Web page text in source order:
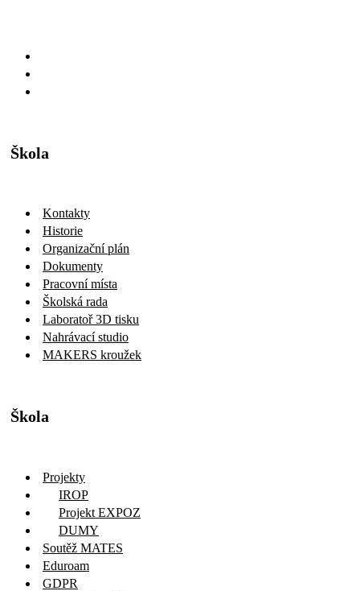
Škola
Kontakty
Historie
Organizační plán
Dokumenty
Pracovní místa
Školská rada
Laboratoř 3D tisku
Nahrávací studio
MAKERS kroužek
Škola
Projekty
IROP
Projekt EXPOZ
DUMY
Soutěž MATES
Eduroam
GDPR